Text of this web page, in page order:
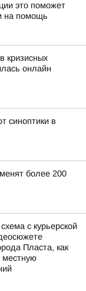
это поможет
на помощь
кризисных
онлайн
синоптики в
более 200
с курьерской
Пласта, как